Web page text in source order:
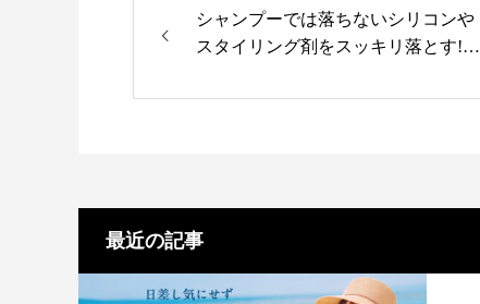
シャンプーでは落ちないシリコンや
スタイリング剤をスッキリ落とす!ヌ
パートッタゲル
最近の記事